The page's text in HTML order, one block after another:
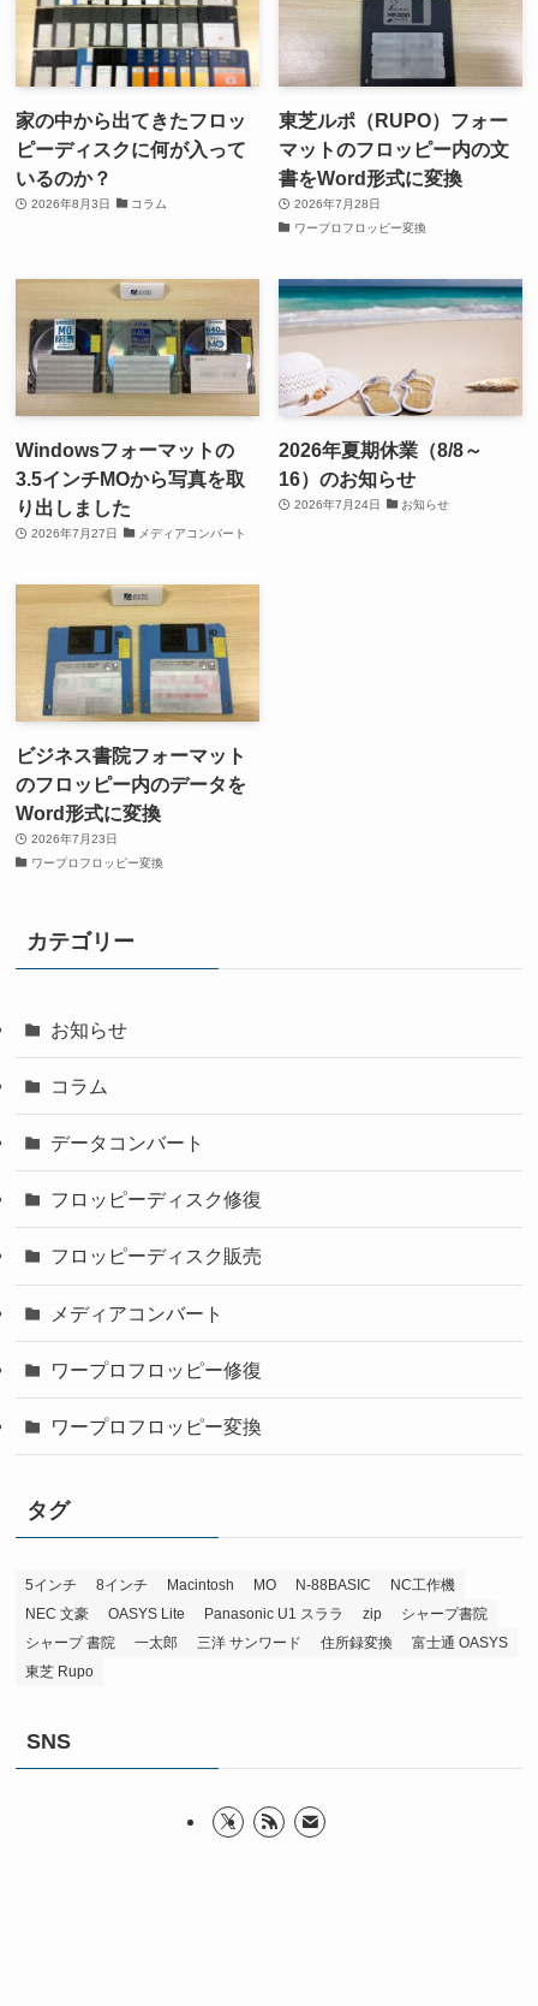
家の中から出てきたフロッ
ピーディスクに何が入って
いるのか？
2026年8月3日 コラム
東芝ルポ（RUPO）フォー
マットのフロッピー内の文
書をWord形式に変換
2026年7月28日
ワープロフロッピー変換
Windowsフォーマットの
3.5インチMOから写真を取
り出しました
2026年7月27日 メディアコンバート
2026年夏期休業（8/8～
16）のお知らせ
2026年7月24日 お知らせ
ビジネス書院フォーマット
のフロッピー内のデータを
Word形式に変換
2026年7月23日
ワープロフロッピー変換
カテゴリー
お知らせ
コラム
データコンバート
フロッピーディスク修復
フロッピーディスク販売
メディアコンバート
ワープロフロッピー修復
ワープロフロッピー変換
タグ
5インチ 8インチ Macintosh MO N-88BASIC
NC工作機
NEC 文豪
OASYS Lite Panasonic U1 スララ zip
シャープ書院
シャープ 書院
一太郎 三洋 サンワード 住所録変換
富士通 OASYS
東芝 Rupo
SNS